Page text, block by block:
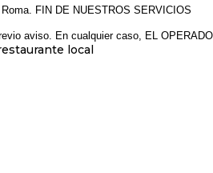
FIN DE NUESTROS SERVICIOS
aviso. En cualquier caso, EL
local